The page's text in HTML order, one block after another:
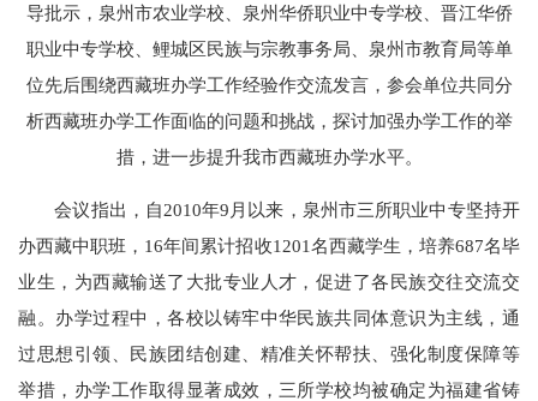
导批示，泉州市农业学校、泉州华侨职业中专学校、晋江华侨
职业中专学校、鲤城区民族与宗教事务局、泉州市教育局等单
位先后围绕西藏班办学工作经验作交流发言，参会单位共同分
析西藏班办学工作面临的问题和挑战，探讨加强办学工作的举
措，进一步提升我市西藏班办学水平。
会议指出，自2010年9月以来，泉州市三所职业中专坚持开
办西藏中职班，16年间累计招收1201名西藏学生，培养687名毕
业生，为西藏输送了大批专业人才，促进了各民族交往交流交
融。办学过程中，各校以铸牢中华民族共同体意识为主线，通
过思想引领、民族团结创建、精准关怀帮扶、强化制度保障等
举措，办学工作取得显著成效，三所学校均被确定为福建省铸